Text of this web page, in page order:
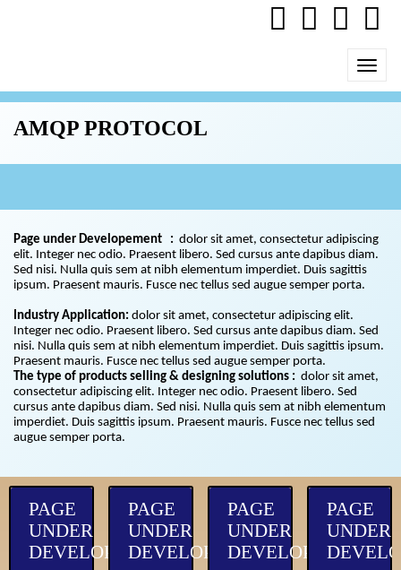
AMQP PROTOCOL
Page under Developement : dolor sit amet, consectetur adipiscing
elit. Integer nec odio. Praesent libero. Sed cursus ante dapibus diam.
Sed nisi. Nulla quis sem at nibh elementum imperdiet. Duis sagittis
ipsum. Praesent mauris. Fusce nec tellus sed augue semper porta.
Industry Application: dolor sit amet, consectetur adipiscing elit.
Integer nec odio. Praesent libero. Sed cursus ante dapibus diam. Sed
nisi. Nulla quis sem at nibh elementum imperdiet. Duis sagittis ipsum.
Praesent mauris. Fusce nec tellus sed augue semper porta.
The type of products selling & designing solutions : dolor sit amet,
consectetur adipiscing elit. Integer nec odio. Praesent libero. Sed
cursus ante dapibus diam. Sed nisi. Nulla quis sem at nibh elementum
imperdiet. Duis sagittis ipsum. Praesent mauris. Fusce nec tellus sed
augue semper porta.
PAGE
UNDER
DEVELOPMENT
PAGE
UNDER
DEVELOPMENT
PAGE
UNDER
DEVELOPMENT
PAGE
UNDER